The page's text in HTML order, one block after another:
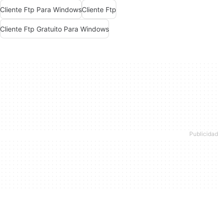
Cliente Ftp Para WindowsCliente Ftp
Cliente Ftp Gratuito Para Windows